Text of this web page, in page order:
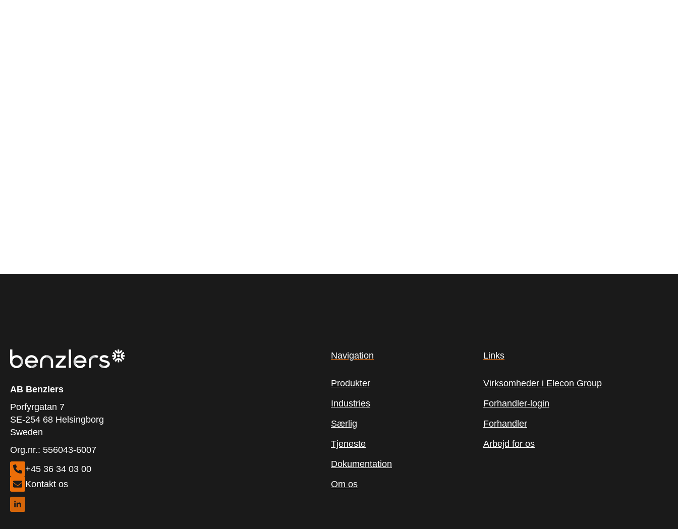
AB Benzlers
Porfyrgatan 7
SE-254 68 Helsingborg
Sweden
Org.nr.: 556043-6007
+45 36 34 03 00
Kontakt os
Navigation
Produkter
Industries
Særlig
Tjeneste
Dokumentation
Om os
Links
Virksomheder i Elecon Group
Forhandler-login
Forhandler
Arbejd for os